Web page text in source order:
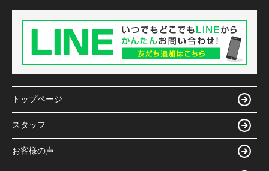
トップページ
スタッフ
お客様の声